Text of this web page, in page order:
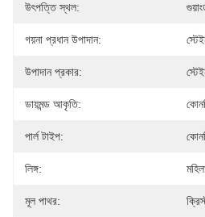
উৎপত্তি স্থল:
গয়না প্রধান উপাদান:
উপাদান প্রকার:
ডায়মন্ড আকৃতি:
পার্ল টাইপ:
লিঙ্গ:
মূল পাথর: